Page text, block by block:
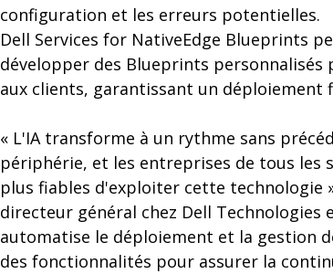
configuration et les erreurs potentielles.
Dell Services for NativeEdge Blueprints
développer des Blueprints
aux clients, garantissant un déploiement
« L'IA transforme à un rythme sans
périphérie, et les entreprises de tous les
plus fiables d'exploiter cette technologie
directeur général chez Dell Technologies
automatise le déploiement et la gestion
des fonctionnalités pour assurer la